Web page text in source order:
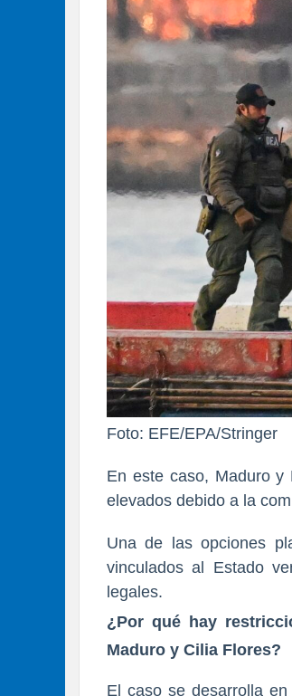
Foto: EFE/EPA/Stringer
En este caso, Maduro y
elevados debido a la
Una de las opciones
vinculados al Estado
legales.
¿Por qué hay
Maduro y Cilia Flores?
El caso se desarrolla